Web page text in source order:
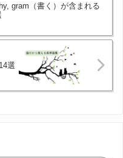
gram（書く）が含まれる
選